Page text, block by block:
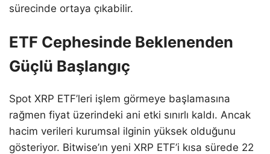
sürecinde ortaya çıkabilir.
ETF Cephesinde Beklenenden
Güçlü Başlangıç
Spot XRP ETF’leri işlem görmeye başlamasına
rağmen fiyat üzerindeki ani etki sınırlı kaldı. Ancak
hacim verileri kurumsal ilginin yüksek olduğunu
gösteriyor. Bitwise’ın yeni XRP ETF’i kısa sürede 22